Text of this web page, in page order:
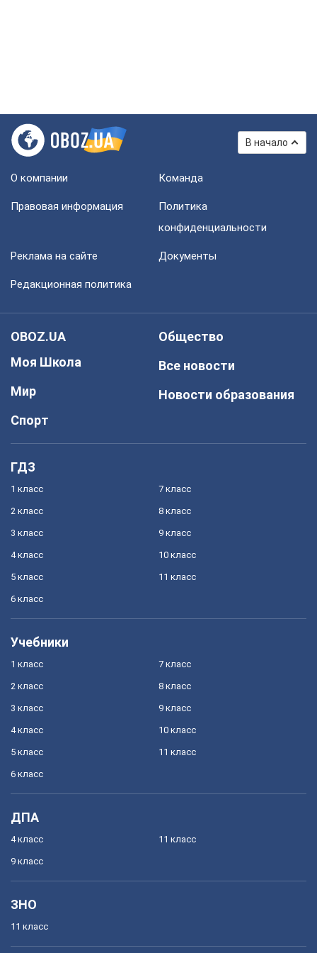
В начало
О компании Команда
Правовая информация
Политика
конфиденциальности
Реклама на сайте Документы
Редакционная политика
OBOZ.UA
Моя Школа
Мир
Спорт
Общество
Все новости
Новости образования
ГДЗ
1 класс
2 класс
3 класс
4 класс
5 класс
6 класс
7 класс
8 класс
9 класс
10 класс
11 класс
Учебники
1 класс
2 класс
3 класс
4 класс
5 класс
6 класс
7 класс
8 класс
9 класс
10 класс
11 класс
ДПА
4 класс
9 класс
11 класс
ЗНО
11 класс